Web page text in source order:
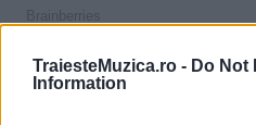
TraiesteMuzica.ro - Do Not
Information